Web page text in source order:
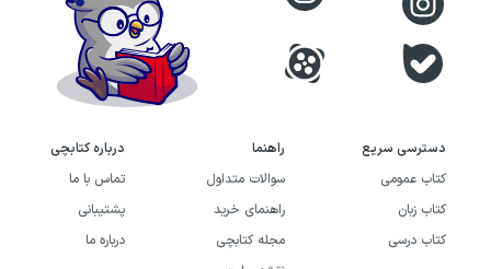
دسترسی سریع
کتاب عمومی
کتاب زبان
کتاب درسی
راهنما
سوالات متداول
راهنمای خرید
مجله کتابچی
درباره کتابچی
تماس با ما
پشتیبانی
درباره ما